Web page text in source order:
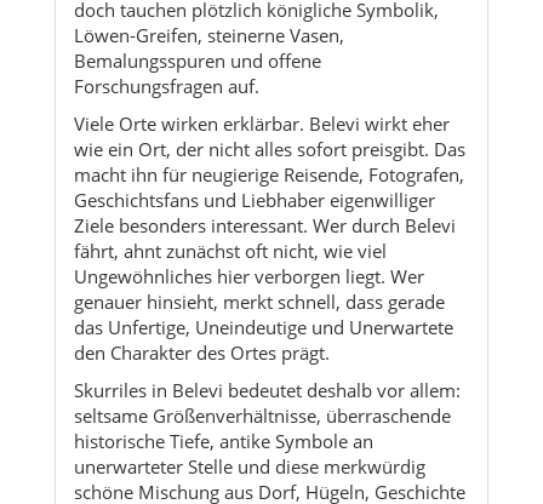
wie ein Ort, der nicht alles sofort preisgibt. Das
macht ihn für neugierige Reisende, Fotografen,
Geschichtsfans und Liebhaber eigenwilliger
Ziele besonders interessant. Wer durch Belevi
fährt, ahnt zunächst oft nicht, wie viel
Ungewöhnliches hier verborgen liegt. Wer
genauer hinsieht, merkt schnell, dass gerade
das Unfertige, Uneindeutige und Unerwartete
den Charakter des Ortes prägt.
Skurriles in Belevi bedeutet deshalb vor allem:
seltsame Größenverhältnisse, überraschende
historische Tiefe, antike Symbole an
unerwarteter Stelle und diese merkwürdig
schöne Mischung aus Dorf, Hügeln, Geschichte
und Rätsel. Genau das hebt Belevi von vielen
anderen Orten in der Region ab.
Songausschnitt